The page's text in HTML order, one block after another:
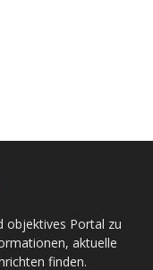
objektives Portal zu
aktuelle
finden.